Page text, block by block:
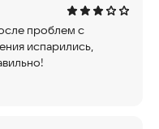
проблем с
испарились,